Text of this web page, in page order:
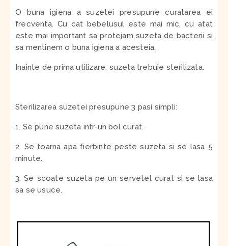
O buna igiena a suzetei presupune curatarea ei
frecventa. Cu cat bebelusul este mai mic, cu atat
este mai important sa protejam suzeta de bacterii si
sa mentinem o buna igiena a acesteia.
Inainte de prima utilizare, suzeta trebuie sterilizata.
Sterilizarea suzetei presupune 3 pasi simpli:
1. Se pune suzeta intr-un bol curat.
2. Se toarna apa fierbinte peste suzeta si se lasa 5
minute.
3. Se scoate suzeta pe un servetel curat si se lasa
sa se usuce.